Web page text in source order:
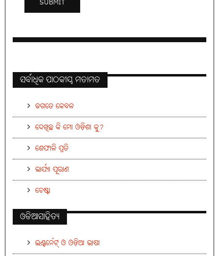
ସର୍ବାଧିକ ପାଠକୀୟ ମତାମତ
ଜଗତେ କେବଳ
ଦେଖିଛ କି ମୋ ଓଡ଼ିଶା କୁ?
ଶେଫାଳି ପ୍ରତି
ଭାର୍ଯ୍ୟା ପୂରାଣ
ଚେଷ୍ଟା
ଓଡିଆସାହିତ୍ୟ
ଇଣ୍ଟର୍ନେଟ୍ ଓ ଓଡ଼ିଆ ଭାଷା